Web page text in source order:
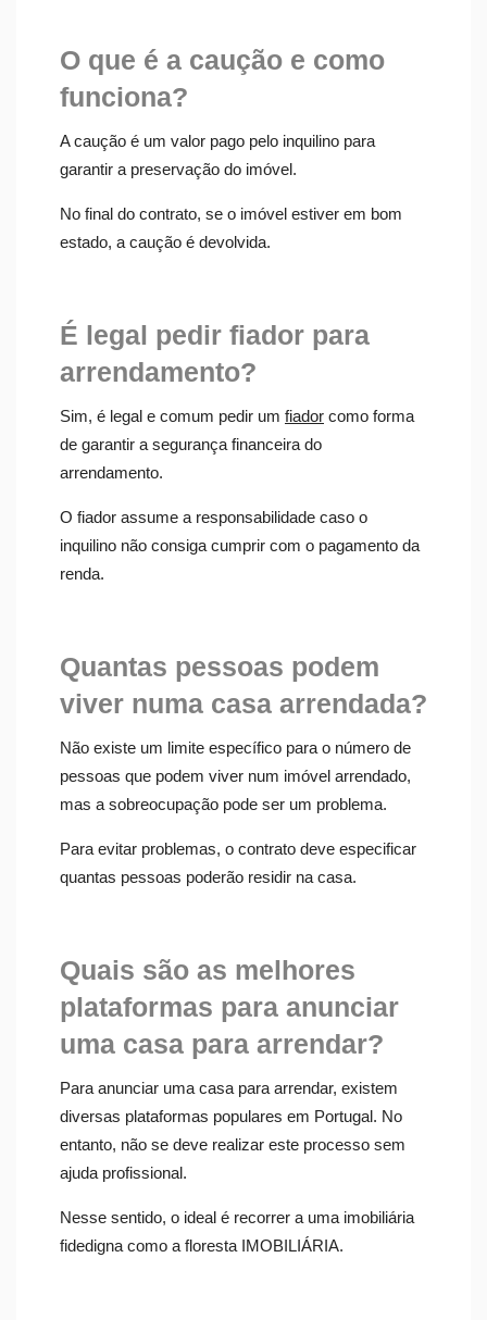
O que é a caução e como
funciona?
A caução é um valor pago pelo inquilino para
garantir a preservação do imóvel.
No final do contrato, se o imóvel estiver em bom
estado, a caução é devolvida.
É legal pedir fiador para
arrendamento?
Sim, é legal e comum pedir um fiador como forma
de garantir a segurança financeira do
arrendamento.
O fiador assume a responsabilidade caso o
inquilino não consiga cumprir com o pagamento da
renda.
Quantas pessoas podem
viver numa casa arrendada?
Não existe um limite específico para o número de
pessoas que podem viver num imóvel arrendado,
mas a sobreocupação pode ser um problema.
Para evitar problemas, o contrato deve especificar
quantas pessoas poderão residir na casa.
Quais são as melhores
plataformas para anunciar
uma casa para arrendar?
Para anunciar uma casa para arrendar, existem
diversas plataformas populares em Portugal. No
entanto, não se deve realizar este processo sem
ajuda profissional.
Nesse sentido, o ideal é recorrer a uma imobiliária
fidedigna como a floresta IMOBILIÁRIA.